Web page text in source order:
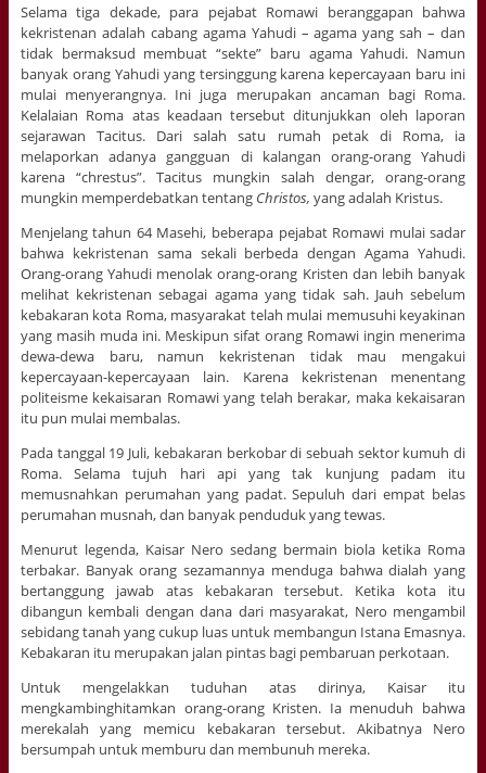
Selama tiga dekade, para pejabat Romawi beranggapan bahwa
kekristenan adalah cabang agama Yahudi – agama yang sah – dan
tidak bermaksud membuat “sekte” baru agama Yahudi. Namun
banyak orang Yahudi yang tersinggung karena kepercayaan baru ini
mulai menyerangnya. Ini juga merupakan ancaman bagi Roma.
Kelalaian Roma atas keadaan tersebut ditunjukkan oleh laporan
sejarawan Tacitus. Dari salah satu rumah petak di Roma, ia
melaporkan adanya gangguan di kalangan orang-orang Yahudi
karena “chrestus”. Tacitus mungkin salah dengar, orang-orang
mungkin memperdebatkan tentang Christos, yang adalah Kristus.
Menjelang tahun 64 Masehi, beberapa pejabat Romawi mulai sadar
bahwa kekristenan sama sekali berbeda dengan Agama Yahudi.
Orang-orang Yahudi menolak orang-orang Kristen dan lebih banyak
melihat kekristenan sebagai agama yang tidak sah. Jauh sebelum
kebakaran kota Roma, masyarakat telah mulai memusuhi keyakinan
yang masih muda ini. Meskipun sifat orang Romawi ingin menerima
dewa-dewa baru, namun kekristenan tidak mau mengakui
kepercayaan-kepercayaan lain. Karena kekristenan menentang
politeisme kekaisaran Romawi yang telah berakar, maka kekaisaran
itu pun mulai membalas.
Pada tanggal 19 Juli, kebakaran berkobar di sebuah sektor kumuh di
Roma. Selama tujuh hari api yang tak kunjung padam itu
memusnahkan perumahan yang padat. Sepuluh dari empat belas
perumahan musnah, dan banyak penduduk yang tewas.
Menurut legenda, Kaisar Nero sedang bermain biola ketika Roma
terbakar. Banyak orang sezamannya menduga bahwa dialah yang
bertanggung jawab atas kebakaran tersebut. Ketika kota itu
dibangun kembali dengan dana dari masyarakat, Nero mengambil
sebidang tanah yang cukup luas untuk membangun Istana Emasnya.
Kebakaran itu merupakan jalan pintas bagi pembaruan perkotaan.
Untuk mengelakkan tuduhan atas dirinya, Kaisar itu
mengkambinghitamkan orang-orang Kristen. Ia menuduh bahwa
merekalah yang memicu kebakaran tersebut. Akibatnya Nero
bersumpah untuk memburu dan membunuh mereka.